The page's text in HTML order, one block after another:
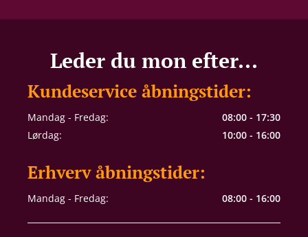
Leder du mon efter...
Kundeservice åbningstider:
Mandag - Fredag:
08:00 - 17:30
Lørdag:
10:00 - 16:00
Erhverv åbningstider:
Mandag - Fredag: 08:00 - 16:00